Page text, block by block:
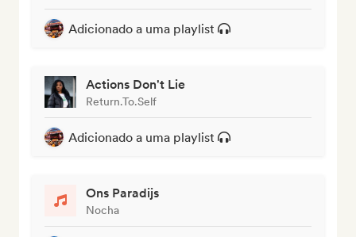
Adicionado a uma playlist
Actions Don't Lie
Return.To.Self
Adicionado a uma playlist
Ons Paradijs
Nocha